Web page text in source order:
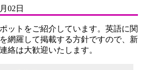
02日
ットをご紹介しています。英語に関
網羅して掲載する方針ですので、新
絡は大歓迎いたします。